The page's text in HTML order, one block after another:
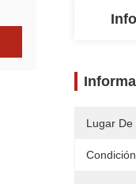
Lugar De